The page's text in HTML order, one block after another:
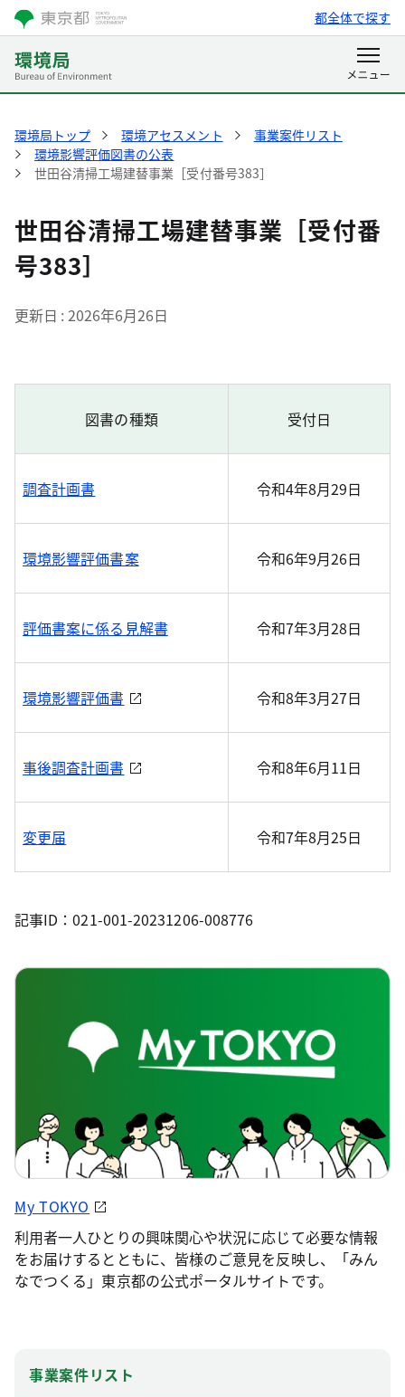
都全体で探す
環境局トップ 環境アセスメント
事業案件リスト
環境影響評価図書の公表
世田谷清掃工場建替事業［受付番号383］
世田谷清掃工場建替事業［受付番
号383］
更新日 2026年6月26日
図書の種類 受付日
調査計画書 令和4年8月29日
環境影響評価書案 令和6年9月26日
評価書案に係る見解書 令和7年3月28日
環境影響評価書 令和8年3月27日
事後調査計画書 令和8年6月11日
変更届 令和7年8月25日
記事ID：021-001-20231206-008776
My TOKYO
利用者一人ひとりの興味関心や状況に応じて必要な情報
をお届けするとともに、皆様のご意見を反映し、「みん
なでつくる」東京都の公式ポータルサイトです。
事業案件リスト